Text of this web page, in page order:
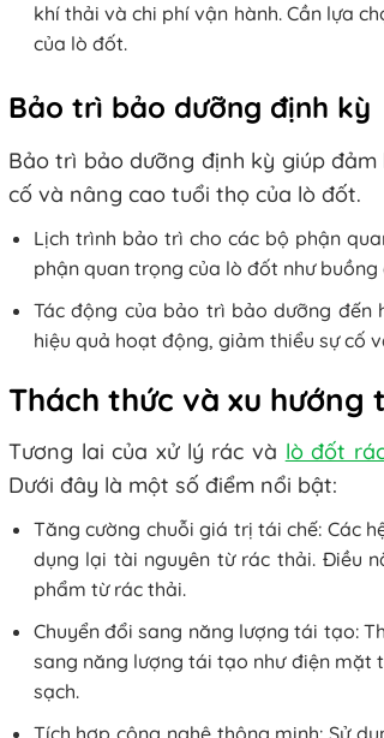
khí thải và chi phí vận hành. Cần lựa
của lò đốt.
Bảo trì bảo dưỡng định kỳ
Bảo trì bảo dưỡng định kỳ giúp
cố và nâng cao tuổi thọ của lò đốt.
Lịch trình bảo trì cho các bộ phận
phận quan trọng của lò đốt như
Tác động của bảo trì bảo dưỡng
hiệu quả hoạt động, giảm thiểu sự cố
Thách thức và xu
Tương lai của xử lý rác và lò đốt
Dưới đây là một số điểm nổi bật:
Tăng cường chuỗi giá trị tái chế: Các
dụng lại tài nguyên từ rác thải. Điều
phẩm từ rác thải.
Chuyển đổi sang năng lượng tái tạo:
sang năng lượng tái tạo như điện mặt
sạch.
Tích hợp công nghệ thông minh: Sử